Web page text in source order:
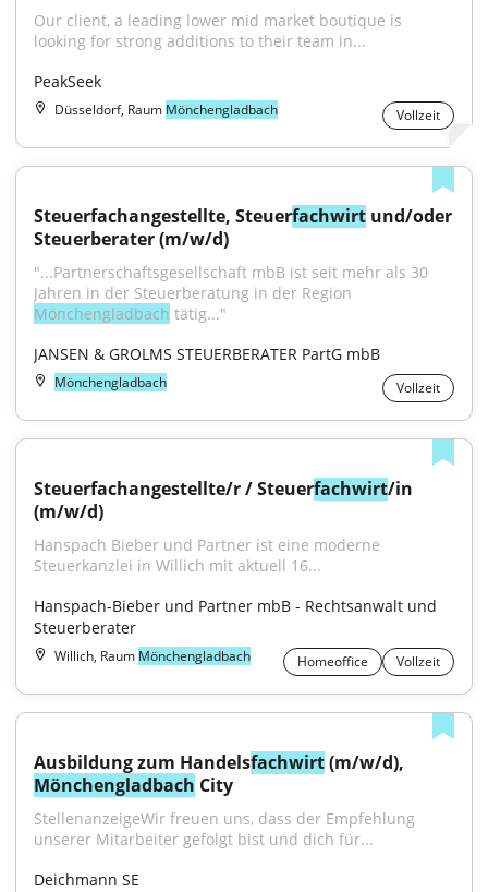
Our client, a leading lower mid market boutique is
looking for strong additions to their team in...
PeakSeek
Düsseldorf, Raum Mönchengladbach Vollzeit
Steuerfachangestellte, Steuerfachwirt und/oder
Steuerberater (m/w/d)
"...Partnerschaftsgesellschaft mbB ist seit mehr als 30
Mönchengladbach tätig..."
JANSEN & GROLMS STEUERBERATER PartG mbB
Mönchengladbach Vollzeit
Steuerfachangestellte/r / Steuerfachwirt/in
(m/w/d)
Hanspach Bieber und Partner ist eine moderne
Steuerkanzlei in Willich mit aktuell 16...
Hanspach-Bieber und Partner mbB - Rechtsanwalt und
Steuerberater
Willich, Raum Mönchengladbach Homeoffice Vollzeit
Ausbildung zum Handelsfachwirt
Mönchengladbach City
StellenanzeigeWir freuen uns, dass der Empfehlung
unserer Mitarbeiter gefolgt bist und dich für...
Deichmann SE